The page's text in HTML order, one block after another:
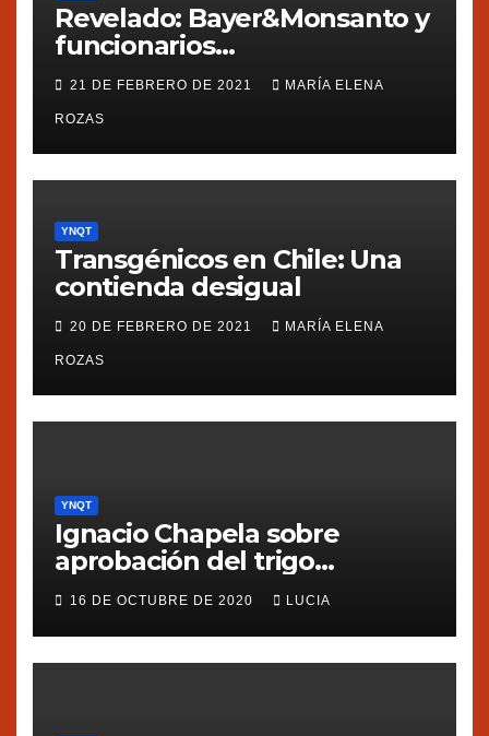
Revelado: Bayer&Monsanto y
funcionarios
estadounidenses
presionaron a México
21 DE FEBRERO DE 2021 MARÍA ELENA
ROZAS
YNQT
Transgénicos en Chile: Una
contienda desigual
20 DE FEBRERO DE 2021 MARÍA ELENA
ROZAS
YNQT
Ignacio Chapela sobre
aprobación del trigo
transgénico en Argentina
16 DE OCTUBRE DE 2020 LUCIA